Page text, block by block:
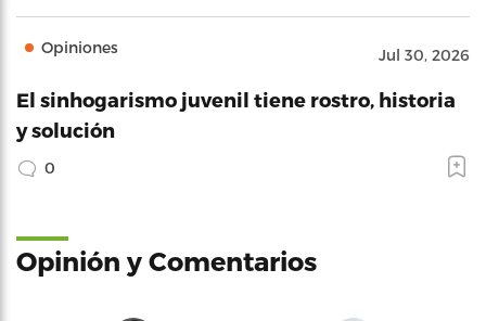
Opiniones Jul 30, 2026
El sinhogarismo juvenil tiene rostro, historia
y solución
0
Opinión y Comentarios